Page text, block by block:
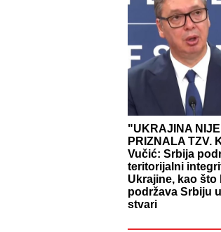
"UKRAJINA NIJE
PRIZNALA TZV.
Vučić: Srbija
teritorijalni
Ukrajine, kao što
podržava Srbiju
stvari